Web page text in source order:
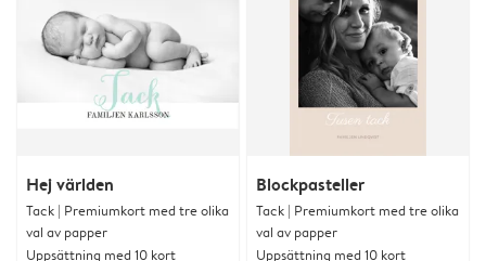
Hej världen
Tack | Premiumkort med tre olika
val av papper
Uppsättning med 10 kort
Blockpasteller
Tack | Premiumkort med tre olika
val av papper
Uppsättning med 10 kort